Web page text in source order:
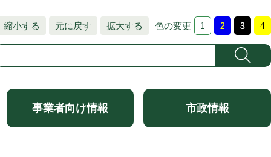
縮小する 元に戻す 拡大する 色の変更
事業者向け情報 市政情報